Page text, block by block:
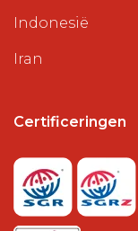
Indonesië
Iran
Certificeringen